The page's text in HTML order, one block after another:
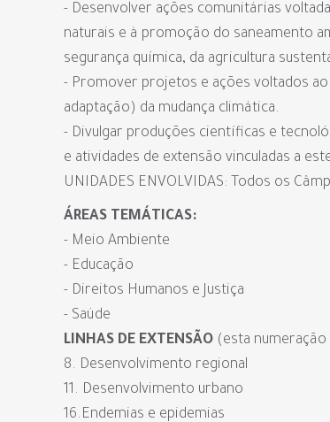
- Desenvolver ações comunitárias
naturais e à promoção do saneamento
segurança química, da agricultura
- Promover projetos e ações voltados
adaptação) da mudança climática.
- Divulgar produções científicas e
e atividades de extensão vinculadas a
UNIDADES ENVOLVIDAS: Todos os
ÁREAS TEMÁTICAS:
- Meio Ambiente
- Educação
- Direitos Humanos e Justiça
- Saúde
LINHAS DE EXTENSÃO (esta
8. Desenvolvimento regional
11. Desenvolvimento urbano
16.Endemias e epidemias